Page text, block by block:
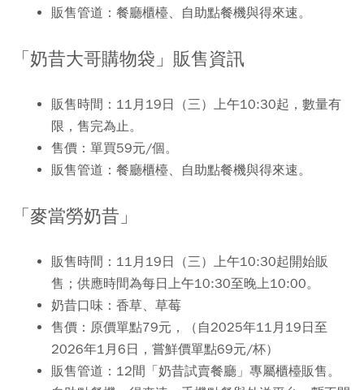
販售管道 ：餐廳櫃檯、自助點餐機與得來速。
「奶昔大哥購物袋」販售資訊
販售時間 ：11月19日（三）上午10:30起，數量有
限，售完為止。
售價：單買59元/個。
販售管道 ：餐廳櫃檯、自助點餐機與得來速。
「麥當勞奶昔」
販售時間 ：11月19日（三）上午10:30起開始販
售；供應時間為每日上午10:30至晚上10:00。
奶昔口味 ：香草、草莓
售價：原價單點79元，（自2025年11月19日至
2026年1月6日，嘗鮮價單點69元/杯）
販售管道 ：12間「奶昔試賣餐廳」專屬櫃檯販售。